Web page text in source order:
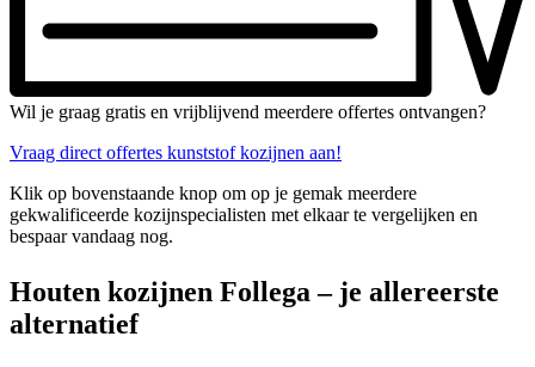
Wil je graag gratis en vrijblijvend meerdere offertes ontvangen?
Vraag direct offertes kunststof kozijnen aan!
Klik op bovenstaande knop om op je gemak meerdere
gekwalificeerde kozijnspecialisten met elkaar te vergelijken en
bespaar vandaag nog.
Houten kozijnen Follega – je allereerste
alternatief